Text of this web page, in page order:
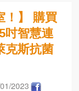
！】 購買
吋智慧連
克斯抗菌
2023